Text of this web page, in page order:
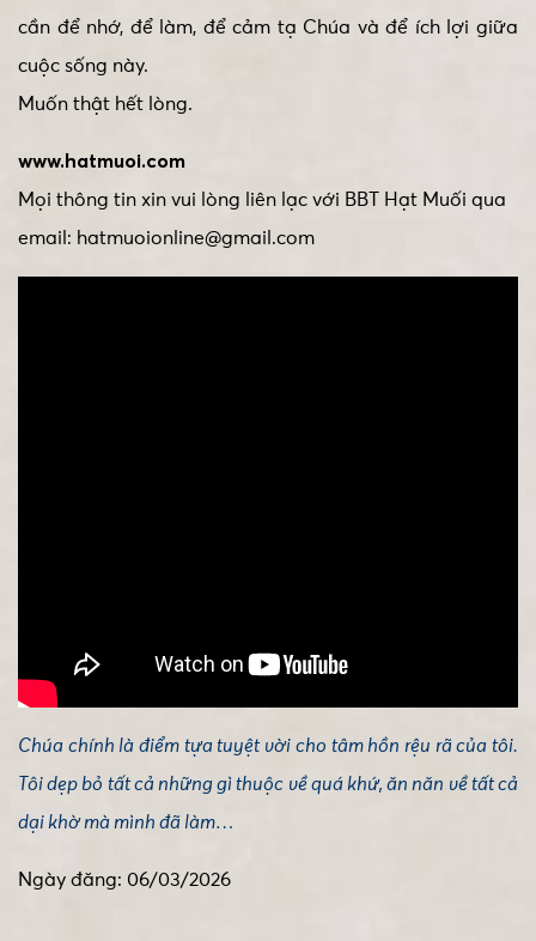
cần để nhớ, để làm, để cảm tạ Chúa và để ích lợi giữa
cuộc sống này.
Muốn thật hết lòng.
www.hatmuoi.com
Mọi thông tin xin vui lòng liên lạc với BBT Hạt Muối qua
email: hatmuoionline@gmail.com
Chúa chính là điểm tựa tuyệt vời cho tâm hồn rệu rã của tôi.
Tôi dẹp bỏ tất cả những gì thuộc về quá khứ, ăn năn về tất cả
dại khờ mà mình đã làm…
Ngày đăng: 06/03/2026